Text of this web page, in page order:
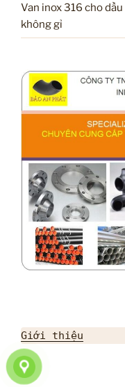
Van inox 316 cho
không gỉ
Giới thiệu